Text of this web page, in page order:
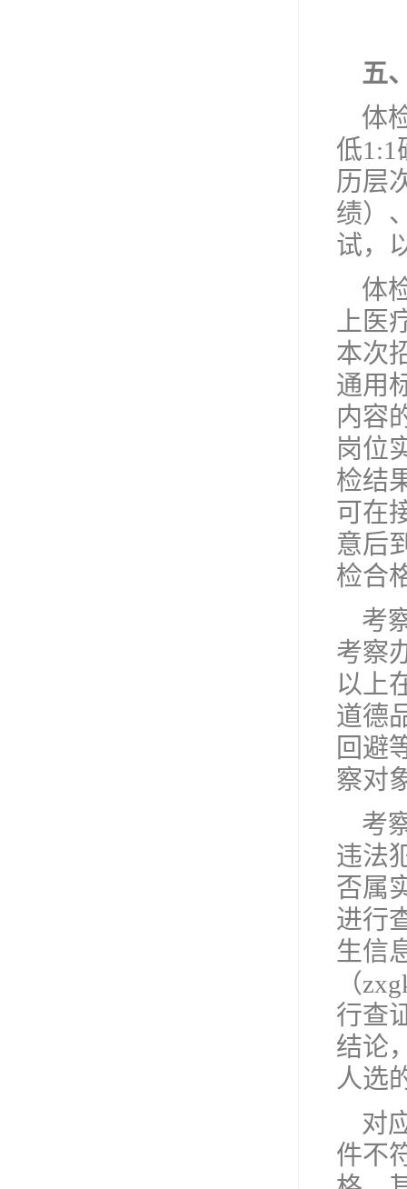
五
体
低1:1
历层
绩）
试，
体
上医
本次
通用
内容
岗位
检结
可在
意后
检合
考
考察
以上
道德
回避
察对
考
违法
否属
进行
生信
（
行查
结论
人选
对
件不